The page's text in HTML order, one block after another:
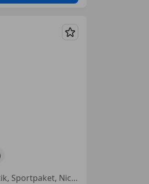
Merken
Alufelgen, Beheizbares Lenkrad, Sitzheizung, Einparkhilfe Rückfahrkamera, Klimaautomatik, Sportpaket, Nichtraucherfahrzeug, Sportsitze